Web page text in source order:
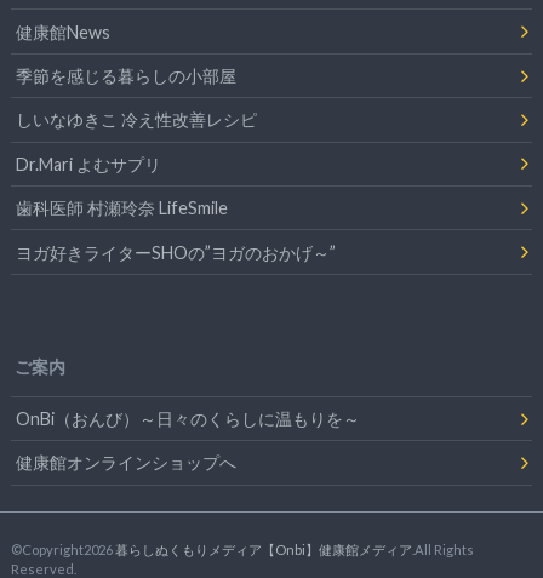
健康館News
季節を感じる暮らしの小部屋
しいなゆきこ 冷え性改善レシピ
Dr.Mari よむサプリ
歯科医師 村瀬玲奈 LifeSmile
ヨガ好きライターSHOの”ヨガのおかげ～”
ご案内
OnBi（おんび）～日々のくらしに温もりを～
健康館オンラインショップへ
©Copyright2026暮らしぬくもりメディア【Onbi】健康館メディア .All Rights
Reserved.